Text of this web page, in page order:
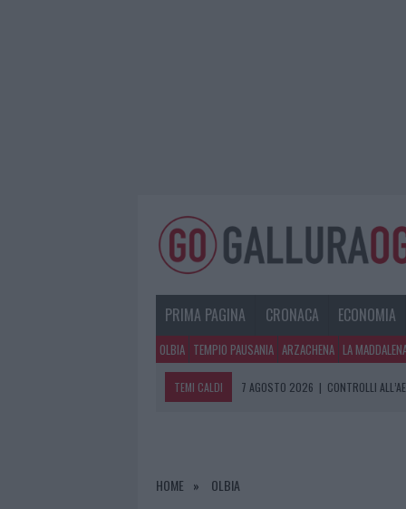
PRIMA PAGINA CRONACA ECONOMIA
OLBIA TEMPIO PAUSANIA ARZACHENA LA
TEMI CALDI 7 AGOSTO 2026 | CONTROLLI
HOME OLBIA